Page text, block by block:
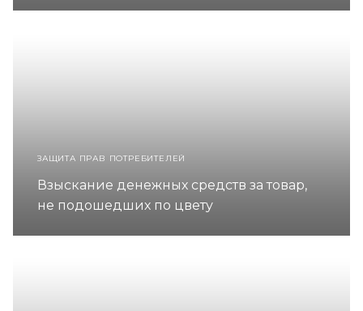
ЗАЩИТА ПРАВ ПОТРЕБИТЕЛЕЙ
Взыскание денежных средств за товар,
не подошедших по цвету